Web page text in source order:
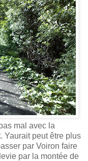
mal avec la
Yaurait peut être plus
par Voiron faire
par la montée de